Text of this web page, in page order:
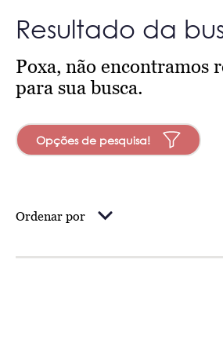
Resultado da
Poxa, não encontramos
para sua busca.
Opções de pesquisa!
Ordenar por